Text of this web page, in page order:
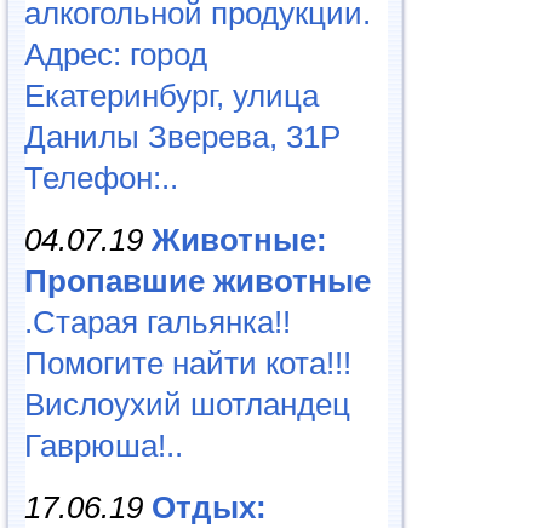
алкогольной продукции.
Адрес: город
Екатеринбург, улица
Данилы Зверева, 31Р
Телефон:..
04.07.19 Животные:
Пропавшие животные
.Старая гальянка!!
Помогите найти кота!!!
Вислоухий шотландец
Гаврюша!..
17.06.19 Отдых: